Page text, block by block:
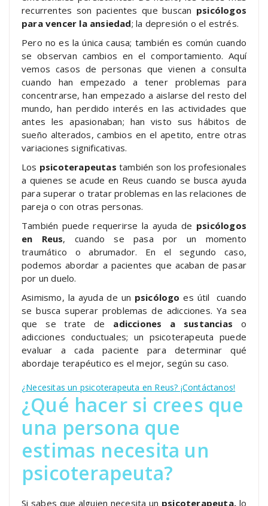
recurrentes son pacientes que buscan psicólogos
para vencer la ansiedad; la depresión o el estrés.
Pero no es la única causa; también es común cuando
se observan cambios en el comportamiento. Aquí
vemos casos de personas que vienen a consulta
cuando han empezado a tener problemas para
concentrarse, han empezado a aislarse del resto del
mundo, han perdido interés en las actividades que
antes les apasionaban; han visto sus hábitos de
sueño alterados, cambios en el apetito, entre otras
variaciones significativas.
Los psicoterapeutas también son los profesionales
a quienes se acude en Reus cuando se busca ayuda
para superar o tratar problemas en las relaciones de
pareja o con otras personas.
También puede requerirse la ayuda de psicólogos
en Reus, cuando se pasa por un momento
traumático o abrumador. En el segundo caso,
podemos abordar a pacientes que acaban de pasar
por un duelo.
Asimismo, la ayuda de un psicólogo es útil cuando
se busca superar problemas de adicciones. Ya sea
que se trate de adicciones a sustancias o
adicciones conductuales; un psicoterapeuta puede
evaluar a cada paciente para determinar qué
abordaje terapéutico es el mejor, según su caso.
¿Necesitas un psicoterapeuta en Reus? ¡Contáctanos!
¿Qué hacer si crees que
una persona que
estimas necesita un
psicoterapeuta?
Si sabes que alguien necesita un psicoterapeuta, lo